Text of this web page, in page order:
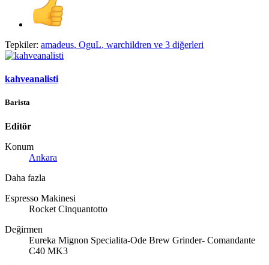
Tepkiler: amadeus, OguL, warchildren ve 3 diğerleri
kahveanalisti
Barista
Editör
Konum
Ankara
Daha fazla
Espresso Makinesi
Rocket Cinquantotto
Değirmen
Eureka Mignon Specialita-Ode Brew Grinder- Comandante
C40 MK3